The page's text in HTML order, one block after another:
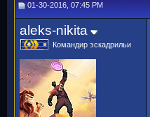
01-30-2016, 07:45 PM
aleks-nikita
Командир эскадрильи